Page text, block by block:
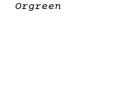
Orgreen